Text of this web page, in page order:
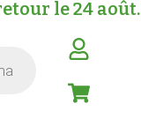
le 24 août.